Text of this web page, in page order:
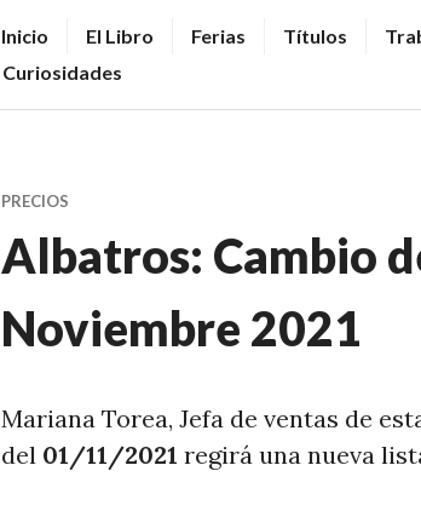
V
E
N
+
B
S
N
Inicio El Libro Ferias Títulos
Curiosidades
PRECIOS
Albatros: Cambio
Noviembre 2021
Mariana Torea, Jefa de ventas de
del 01/11/2021 regirá una nueva